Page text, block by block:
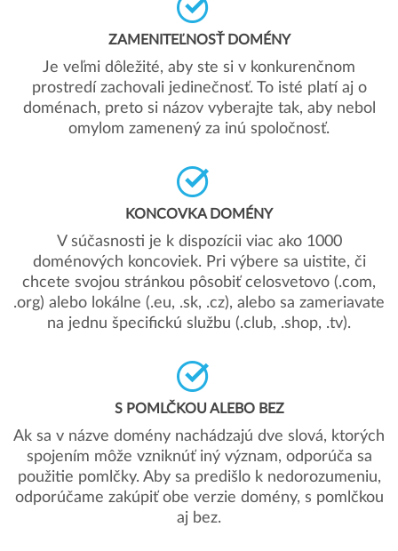
ZAMENITEĽNOSŤ DOMÉNY
Je veľmi dôležité, aby ste si v konkurenčnom
prostredí zachovali jedinečnosť. To isté platí aj o
doménach, preto si názov vyberajte tak, aby nebol
omylom zamenený za inú spoločnosť.
KONCOVKA DOMÉNY
V súčasnosti je k dispozícii viac ako 1000
doménových koncoviek. Pri výbere sa uistite, či
chcete svojou stránkou pôsobiť celosvetovo (.com,
.org) alebo lokálne (.eu, .sk, .cz), alebo sa zameriavate
na jednu špecifickú službu (.club, .shop, .tv).
S POMLČKOU ALEBO BEZ
Ak sa v názve domény nachádzajú dve slová, ktorých
spojením môže vzniknúť iný význam, odporúča sa
použitie pomlčky. Aby sa predišlo k nedorozumeniu,
odporúčame zakúpiť obe verzie domény, s pomlčkou
aj bez.